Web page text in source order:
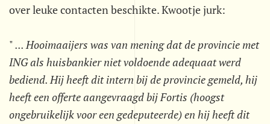
over leuke contacten beschikte. Kwootje jurk:
"... Hooimaaijers was van mening dat de provincie met
ING als huisbankier niet voldoende adequaat werd
bediend. Hij heeft dit intern bij de provincie gemeld, hij
heeft een offerte aangevraagd bij Fortis (hoogst
ongebruikelijk voor een gedeputeerde) en hij heeft dit